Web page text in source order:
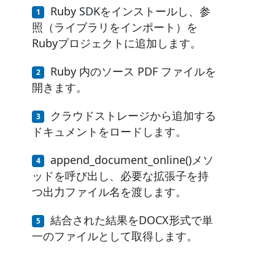
Ruby SDKをインストールし、参
照（ライブラリをインポート）を
Rubyプロジェクトに追加します。
Ruby 内のソース PDF ファイルを
開きます。
クラウドストレージから追加する
ドキュメントをロードします。
append_document_online()メソ
ッドを呼び出し、必要な拡張子を持
つ出力ファイル名を渡します。
結合された結果をDOCX形式で単
一のファイルとして取得します。